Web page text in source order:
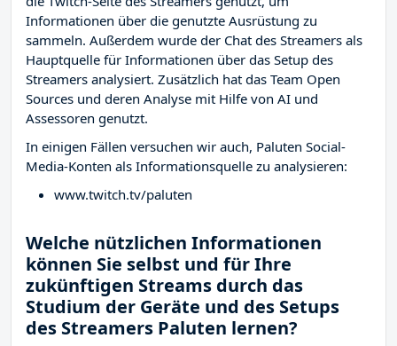
Informationen über die genutzte Ausrüstung zu
sammeln. Außerdem wurde der Chat des Streamers als
Hauptquelle für Informationen über das Setup des
Streamers analysiert. Zusätzlich hat das Team Open
Sources und deren Analyse mit Hilfe von AI und
Assessoren genutzt.
In einigen Fällen versuchen wir auch, Paluten Social-
Media-Konten als Informationsquelle zu analysieren:
www.twitch.tv/paluten
Welche nützlichen Informationen
können Sie selbst und für Ihre
zukünftigen Streams durch das
Studium der Geräte und des Setups
des Streamers Paluten lernen?